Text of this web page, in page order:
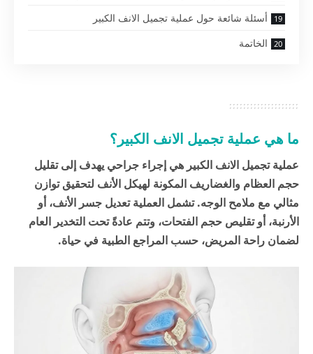
أسئلة شائعة حول عملية تجميل الانف الكبير
الخاتمة
ما هي عملية تجميل الانف الكبير؟
عملية تجميل الانف الكبير هي إجراء جراحي يهدف إلى تقليل
حجم العظام والغضاريف المكونة لهيكل الأنف لتحقيق توازن
مثالي مع ملامح الوجه. تشمل العملية تعديل جسر الأنف، أو
الأرنبة، أو تقليص حجم الفتحات، وتتم عادةً تحت التخدير العام
لضمان راحة المريض، حسب المراجع الطبية في حياة.